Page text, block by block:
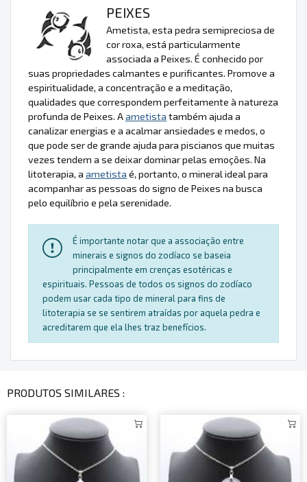
PEIXES
Ametista, esta pedra semipreciosa de
cor roxa, está particularmente
associada a Peixes. É conhecido por
suas propriedades calmantes e purificantes. Promove a
espiritualidade, a concentração e a meditação,
qualidades que correspondem perfeitamente à natureza
profunda de Peixes. Aametista também ajuda a
canalizar energias e a acalmar ansiedades e medos, o
que pode ser de grande ajuda para piscianos que muitas
vezes tendem a se deixar dominar pelas emoções. Na
litoterapia, a ametista é, portanto, o mineral ideal para
acompanhar as pessoas do signo de Peixes na busca
pelo equilíbrio e pela serenidade.
É importante notar que a associação entre
minerais e signos do zodíaco se baseia
principalmente em crenças esotéricas e
espirituais. Pessoas de todos os signos do zodíaco
podem usar cada tipo de mineral para fins de
litoterapia se se sentirem atraídas por aquela pedra e
acreditarem que ela lhes traz benefícios.
PRODUTOS SIMILARES :